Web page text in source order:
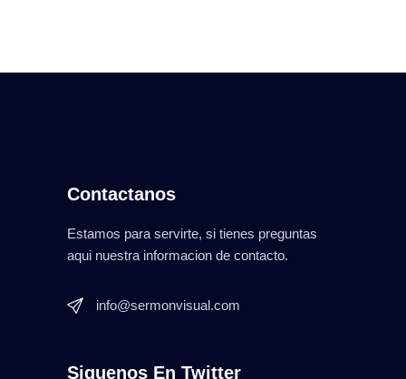
Contactanos
Estamos para servirte, si tienes preguntas
aqui nuestra informacion de contacto.
info@sermonvisual.com
Siguenos En Twitter